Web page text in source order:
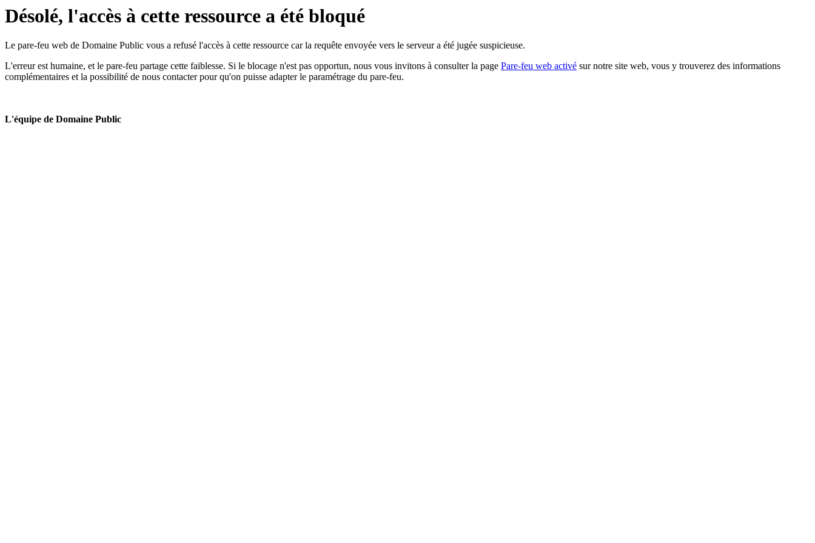
Désolé, l'accès à cette ressource a été bloqué
Le pare-feu web de Domaine Public vous a refusé l'accès à cette ressource car la requête envoyée vers le serveur a été jugée suspicieuse.
L'erreur est humaine, et le pare-feu partage cette faiblesse. Si le blocage n'est pas opportun, nous vous invitons à consulter la page Pare-feu web activé sur notre site web, vous y trouverez des informations
complémentaires et la possibilité de nous contacter pour qu'on puisse adapter le paramétrage du pare-feu.
L'équipe de Domaine Public